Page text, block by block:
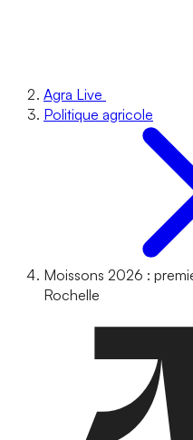
Agra Live
Politique agricole
Moissons 2026 :
Rochelle